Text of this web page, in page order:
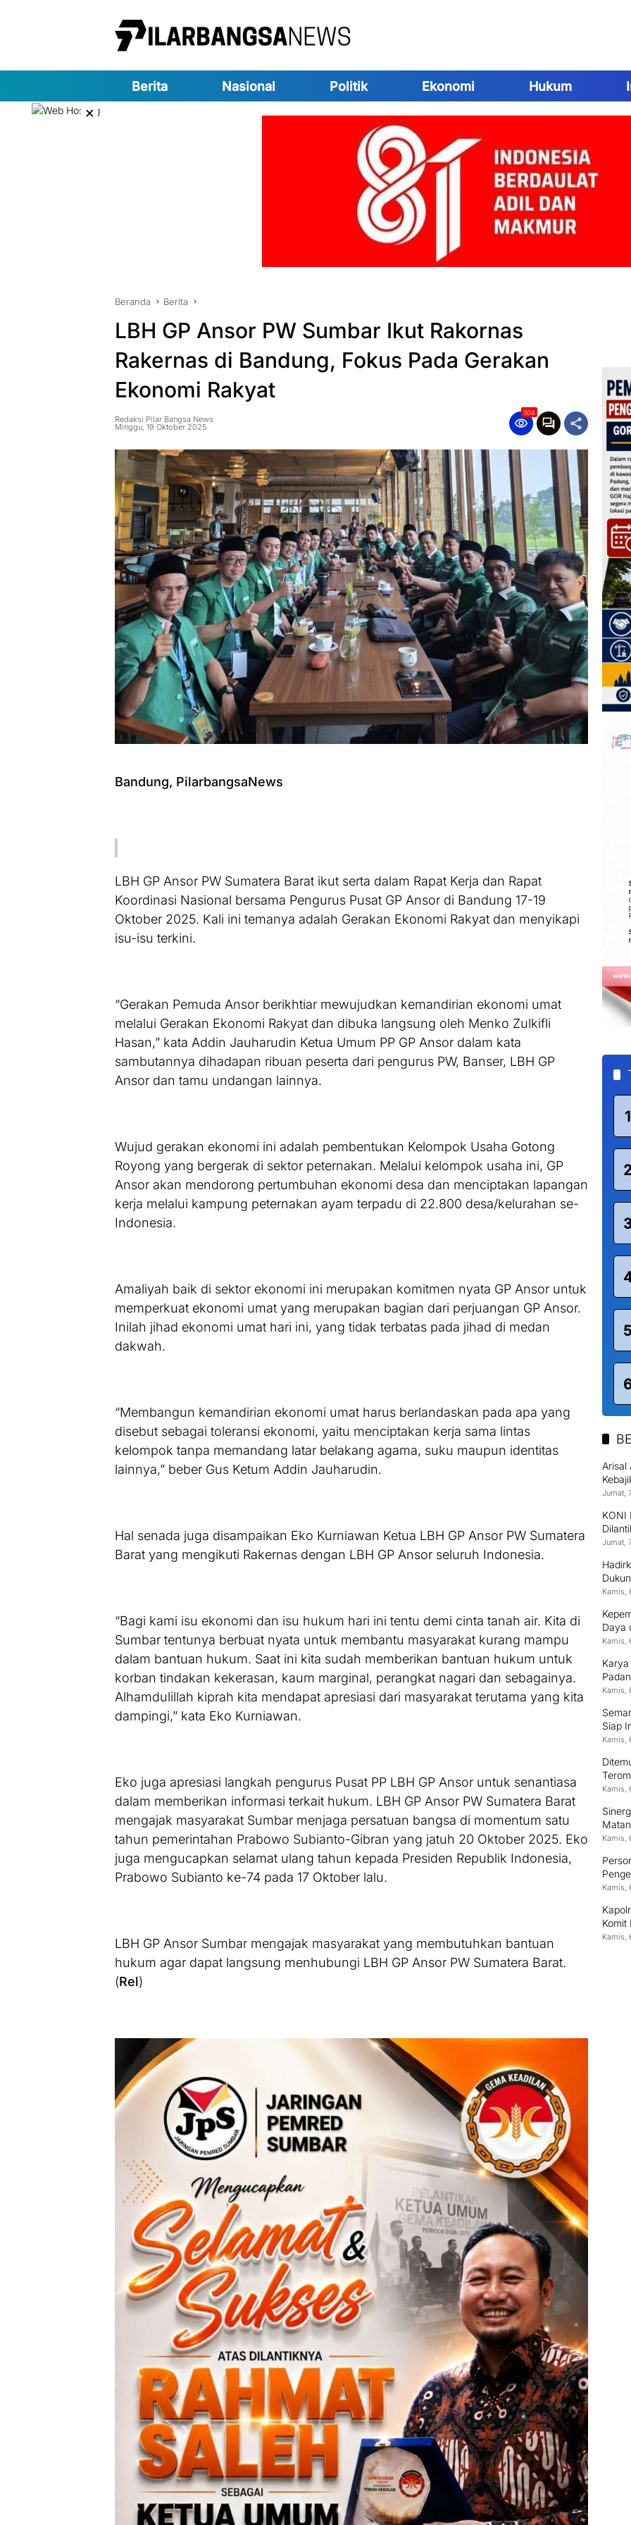
Berita Nasional Politik Ekonomi Hukum
×
Beranda Berita
LBH GP Ansor PW Sumbar Ikut Rakornas
Rakernas di Bandung, Fokus Pada Gerakan
Ekonomi Rakyat
Redaksi Pilar Bangsa News
Minggu, 19 Oktober 2025
308
Bandung, PilarbangsaNews
LBH GP Ansor PW Sumatera Barat ikut serta dalam Rapat Kerja dan Rapat
Koordinasi Nasional bersama Pengurus Pusat GP Ansor di Bandung 17-19
Oktober 2025. Kali ini temanya adalah Gerakan Ekonomi Rakyat dan menyikapi
isu-isu terkini.
“Gerakan Pemuda Ansor berikhtiar mewujudkan kemandirian ekonomi umat
melalui Gerakan Ekonomi Rakyat dan dibuka langsung oleh Menko Zulkifli
Hasan,” kata Addin Jauharudin Ketua Umum PP GP Ansor dalam kata
sambutannya dihadapan ribuan peserta dari pengurus PW, Banser, LBH GP
Ansor dan tamu undangan lainnya.
Wujud gerakan ekonomi ini adalah pembentukan Kelompok Usaha Gotong
Royong yang bergerak di sektor peternakan. Melalui kelompok usaha ini, GP
Ansor akan mendorong pertumbuhan ekonomi desa dan menciptakan lapangan
kerja melalui kampung peternakan ayam terpadu di 22.800 desa/kelurahan se-
Indonesia.
Amaliyah baik di sektor ekonomi ini merupakan komitmen nyata GP Ansor untuk
memperkuat ekonomi umat yang merupakan bagian dari perjuangan GP Ansor.
Inilah jihad ekonomi umat hari ini, yang tidak terbatas pada jihad di medan
dakwah.
“Membangun kemandirian ekonomi umat harus berlandaskan pada apa yang
disebut sebagai toleransi ekonomi, yaitu menciptakan kerja sama lintas
kelompok tanpa memandang latar belakang agama, suku maupun identitas
lainnya,” beber Gus Ketum Addin Jauharudin.
Hal senada juga disampaikan Eko Kurniawan Ketua LBH GP Ansor PW Sumatera
Barat yang mengikuti Rakernas dengan LBH GP Ansor seluruh Indonesia.
“Bagi kami isu ekonomi dan isu hukum hari ini tentu demi cinta tanah air. Kita di
Sumbar tentunya berbuat nyata untuk membantu masyarakat kurang mampu
dalam bantuan hukum. Saat ini kita sudah memberikan bantuan hukum untuk
korban tindakan kekerasan, kaum marginal, perangkat nagari dan sebagainya.
Alhamdulillah kiprah kita mendapat apresiasi dari masyarakat terutama yang kita
dampingi,” kata Eko Kurniawan.
Eko juga apresiasi langkah pengurus Pusat PP LBH GP Ansor untuk senantiasa
dalam memberikan informasi terkait hukum. LBH GP Ansor PW Sumatera Barat
mengajak masyarakat Sumbar menjaga persatuan bangsa di momentum satu
tahun pemerintahan Prabowo Subianto-Gibran yang jatuh 20 Oktober 2025. Eko
juga mengucapkan selamat ulang tahun kepada Presiden Republik Indonesia,
Prabowo Subianto ke-74 pada 17 Oktober lalu.
LBH GP Ansor Sumbar mengajak masyarakat yang membutuhkan bantuan
hukum agar dapat langsung menhubungi LBH GP Ansor PW Sumatera Barat.
(Rel)
1
2
5
Arisal
Jumat,
KONI
Jumat,
Kamis,
Daya
Kamis,
Kamis,
Siap
Kamis,
Kamis,
Kamis,
Kamis,
Komit
Kamis,